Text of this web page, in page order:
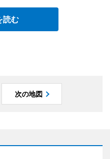
読む
次の地図